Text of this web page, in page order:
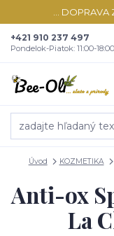
...
+421 910 237 497
Pondelok-Piatok: 11:00-18:00
Úvod KOZMETIKA
Anti-ox
La